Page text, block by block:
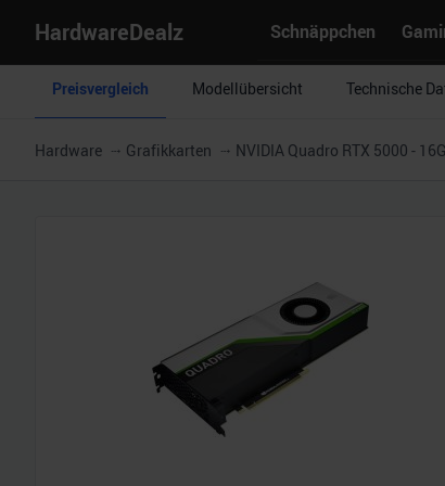
HardwareDealz Schnäppchen
Preisvergleich Modellübersicht Technische
Hardware Grafikkarten NVIDIA Quadro RTX 5000 -